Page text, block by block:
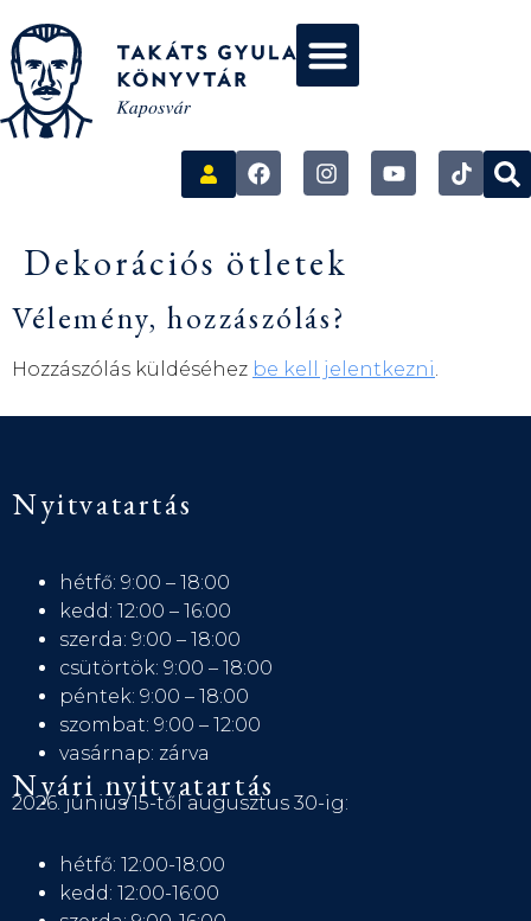
Dekorációs ötletek
Vélemény, hozzászólás?
Hozzászólás küldéséhez be kell jelentkezni.
Nyitvatartás
hétfő: 9:00 – 18:00
kedd: 12:00 – 16:00
szerda: 9:00 – 18:00
csütörtök: 9:00 – 18:00
péntek: 9:00 – 18:00
szombat: 9:00 – 12:00
vasárnap: zárva
Nyári nyitvatartás
2026. június 15-től augusztus 30-ig:
hétfő: 12:00-18:00
kedd: 12:00-16:00